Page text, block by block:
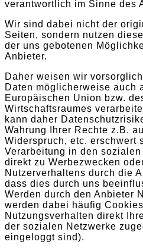
verantwortlich im Sinne des
Wir sind dabei nicht der
Seiten, sondern nutzen
der uns gebotenen
Anbieter.
Daher weisen wir
Daten möglicherweise auch
Europäischen Union bzw.
Wirtschaftsraumes
kann daher
Wahrung Ihrer Rechte z.B.
Widerspruch, etc. erschwert
Verarbeitung in den
direkt zu Werbezwecken
Nutzerverhaltens durch die
dass dies durch uns
Werden durch den Anbieter
werden dabei häufig
Nutzungsverhalten direkt
der sozialen Netzwerke
eingeloggt sind).